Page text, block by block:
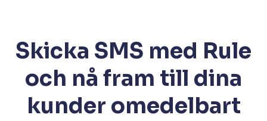
Skicka SMS med Rule
och nå fram till dina
kunder omedelbart